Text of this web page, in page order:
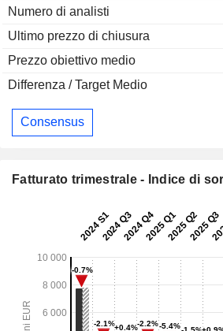
Numero di analisti
Ultimo prezzo di chiusura
Prezzo obiettivo medio
Differenza / Target Medio
Consensus
Fatturato trimestrale - Indice di